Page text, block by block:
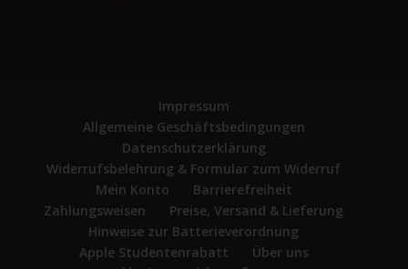
Impressum
Allgemeine Geschäftsbedingungen
Datenschutzerklärung
Widerrufsbelehrung & Formular zum Widerruf
Mein Konto
Barrierefreiheit
Zahlungsweisen
Preise, Versand & Lieferung
Hinweise zur Batterieverordnung
Apple Studentenrabatt
Über uns